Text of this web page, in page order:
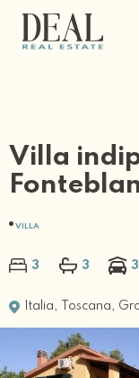
Villa
VILLA
3 3 3
Italia, Toscana,